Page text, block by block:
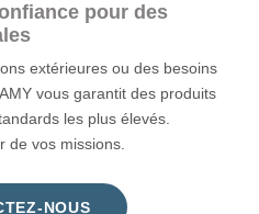
pour des
extérieures ou des besoins
vous garantit des produits
les plus élevés.
de vos missions.
NOUS